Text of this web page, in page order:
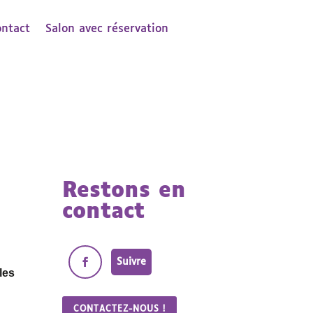
Salon avec réservation
Restons en
contact
Suivre
CONTACTEZ-NOUS !